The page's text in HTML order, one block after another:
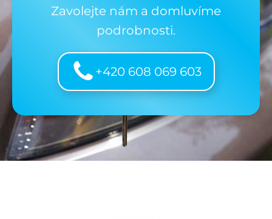
Zavolejte nám a domluvíme
podrobnosti.
+420 608 069 603